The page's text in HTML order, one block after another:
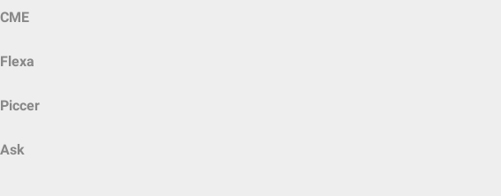
CME
Flexa
Piccer
Ask